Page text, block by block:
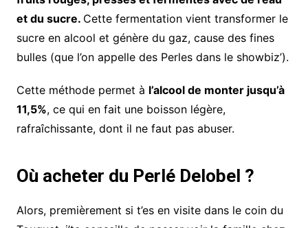
et du sucre. Cette fermentation vient transformer le
sucre en alcool et génère du gaz, cause des fines
bulles (que l’on appelle des Perles dans le showbiz’).
Cette méthode permet à l’alcool de monter jusqu’à
11,5%, ce qui en fait une boisson légère,
rafraîchissante, dont il ne faut pas abuser.
Où acheter du Perlé Delobel ?
Alors, premièrement si t’es en visite dans le coin du